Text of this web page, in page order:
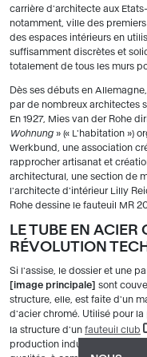
carrière d'architecte aux
notamment, ville des
des espaces intérieurs en
suffisamment discrètes et
totalement de tous les murs
Dès ses débuts en
par de nombreux architectes
En 1927, Mies van der Rohe
Wohnung » (« L'habitation »)
Werkbund, une association
rapprocher artisanat et
architectural, une section de
l'architecte d'intérieur Lilly
Rohe dessine le fauteuil MR
LE TUBE EN ACIER
RÉVOLUTION
Si l'assise, le dossier et une
image principale
sont
structure, elle, est faite d'un
d'acier chromé. Utilisé pour
la structure d'un fauteuil club
production industrielle,